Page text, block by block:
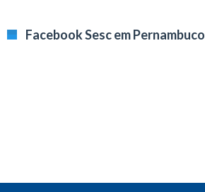
Facebook Sesc em Pernambuco